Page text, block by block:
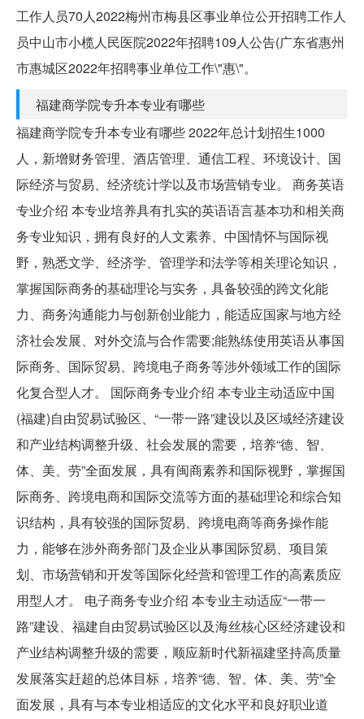
工作人员70人2022梅州市梅县区事业单位公开招聘工作人
员中山市小榄人民医院2022年招聘109人公告(广东省惠州
市惠城区2022年招聘事业单位工作\"惠\"。
福建商学院专升本专业有哪些
福建商学院专升本专业有哪些 2022年总计划招生1000
人，新增财务管理、酒店管理、通信工程、环境设计、国
际经济与贸易、经济统计学以及市场营销专业。 商务英语
专业介绍 本专业培养具有扎实的英语语言基本功和相关商
务专业知识，拥有良好的人文素养、中国情怀与国际视
野，熟悉文学、经济学、管理学和法学等相关理论知识，
掌握国际商务的基础理论与实务，具备较强的跨文化能
力、商务沟通能力与创新创业能力，能适应国家与地方经
济社会发展、对外交流与合作需要;能熟练使用英语从事国
际商务、国际贸易、跨境电子商务等涉外领域工作的国际
化复合型人才。 国际商务专业介绍 本专业主动适应中国
(福建)自由贸易试验区、“一带一路”建设以及区域经济建设
和产业结构调整升级、社会发展的需要，培养“德、智、
体、美、劳”全面发展，具有闽商素养和国际视野，掌握国
际商务、跨境电商和国际交流等方面的基础理论和综合知
识结构，具有较强的国际贸易、跨境电商等商务操作能
力，能够在涉外商务部门及企业从事国际贸易、项目策
划、市场营销和开发等国际化经营和管理工作的高素质应
用型人才。 电子商务专业介绍 本专业主动适应“一带一
路”建设、福建自由贸易试验区以及海丝核心区经济建设和
产业结构调整升级的需要，顺应新时代新福建坚持高质量
发展落实赶超的总体目标，培养“德、智、体、美、劳”全
面发展，具有与本专业相适应的文化水平和良好职业道